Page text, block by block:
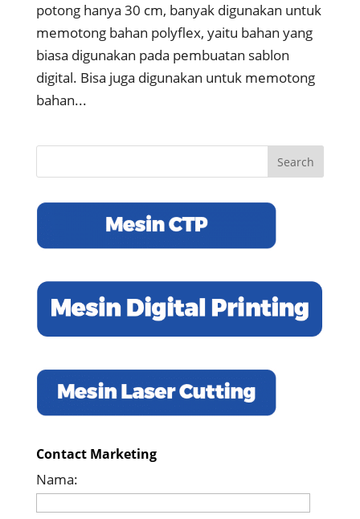
potong hanya 30 cm, banyak digunakan untuk
memotong bahan polyflex, yaitu bahan yang
biasa digunakan pada pembuatan sablon
digital. Bisa juga digunakan untuk memotong
bahan...
Contact Marketing
Nama: